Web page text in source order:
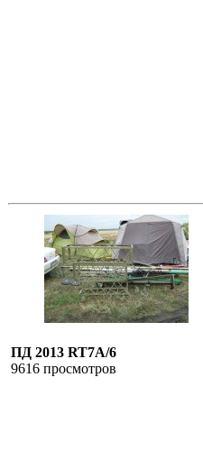
ПД 2013 RT7A/6
9616 просмотров